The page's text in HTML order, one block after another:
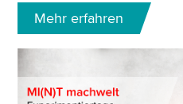
Mehr erfahren